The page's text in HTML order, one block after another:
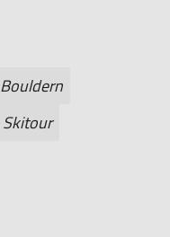
Bouldern
Skitour